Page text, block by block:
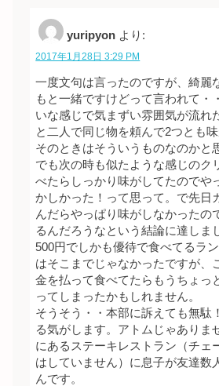
yuripyon より:
2017年1月28日 3:29 PM
一度文句は言ったのですが、綺麗
もと一緒ですけどって言われて・
いな感じで気まずい雰囲気が流れ
と二人で同じ物を頼んで2つとも
そのときはそういうものなのかと
でも次の時も似たような感じのク
べたらしっかり味がしてたのでや
かしかった！って思って。で先日
んだらやっぱり味がしなかったの
るんだろうなという結論に達しま
500円でしかも優待で食べてるラ
はそこまでじゃなかったですが、
金を払って食べてたらもうちょっ
ってしまったかもしれません。
そうそう・・本部に訴えても無駄
る気がします。アトムじゃありま
にあるステーキレストラン（チェ
はしていません）に息子が友達数
んです。